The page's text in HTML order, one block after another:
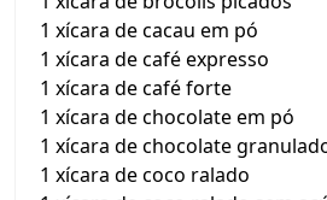
1 xícara de cacau em pó
1 xícara de café expresso
1 xícara de café forte
1 xícara de chocolate em pó
1 xícara de chocolate
1 xícara de coco ralado